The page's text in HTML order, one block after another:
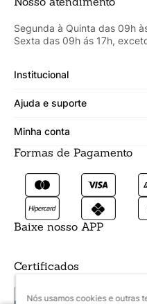
Nós usamos cookies e outras
Segunda à Quinta das 09h
Sexta das 09h ás 17h,
Institucional
Sobre a Cicero
Fale conosco
Ajuda e suporte
Termos de uso
Política de segurança
Prazos de entrega
Formas de pagamento
Minha conta
Meus Dados
Meus Pedidos
Meus Favoritos
Formas de Pagamento
Baixe nosso APP
Certificados